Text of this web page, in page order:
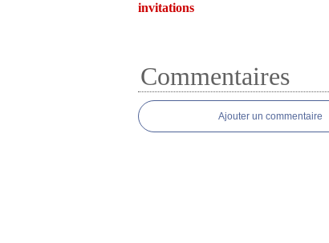
invitations
Commentaires
Ajouter un commentaire